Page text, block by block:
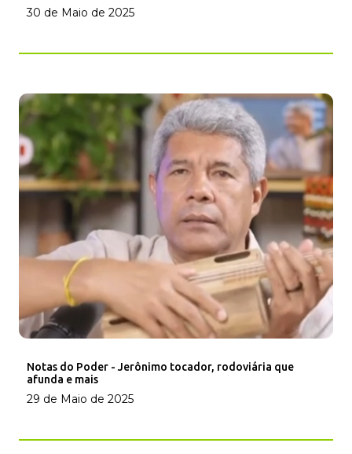
30 de Maio de 2025
Notas do Poder - Jerônimo tocador, rodoviária que
afunda e mais
29 de Maio de 2025